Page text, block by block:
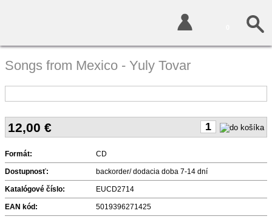
Songs from Mexico - Yuly Tovar
12,00 €
Formát: CD
Dostupnosť: backorder/ dodacia doba 7-14 dní
Katalógové číslo: EUCD2714
EAN kód: 5019396271425